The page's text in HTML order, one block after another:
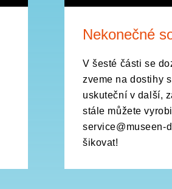
Nekonečné
V šesté části se
zveme na dostihy
uskuteční v další,
stále můžete
service@museen-
šikovat!